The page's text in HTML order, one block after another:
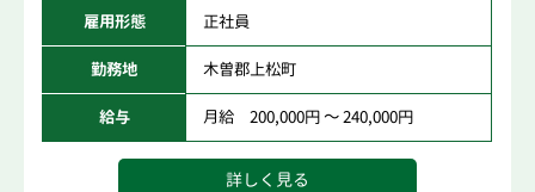
雇用形態 正社員
勤務地 木曽郡上松町
給与 月給 200,000円 ～ 240,000円
詳しく見る